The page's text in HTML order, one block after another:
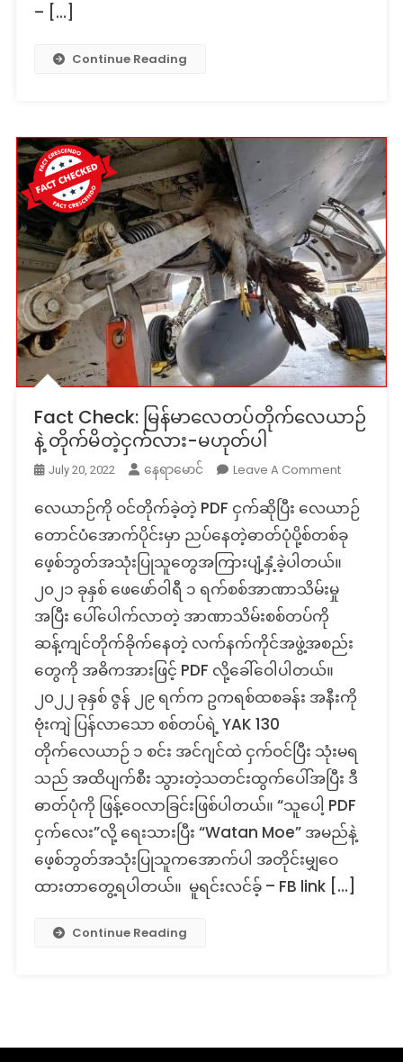
– […]
Continue Reading
Fact Check: မြန်မာလေတပ်တိုက်လေယာဉ်
နဲ့ တိုက်မိတဲ့ငှက်လား-မဟုတ်ပါ
July 20, 2022 နေရာမောင် Leave A CommentOn
Check:
မြန်မာ
လေတပ်
တိုက်လေယ
မိ
တဲ့
လား-
​လေယာဉ်ကို ဝင်တိုက်ခဲ့တဲ့ PDF ငှက်ဆိုပြီး လေယာဉ်
တောင်ပံအောက်ပိုင်းမှာ ညပ်နေတဲ့ဓာတ်ပုံပို့စ်တစ်ခု
ဖေ့စ်ဘွတ်အသုံးပြုသူတွေအကြားပျံ့နှံ့ခဲ့ပါတယ်။
၂၀၂၁ ခုနှစ် ဖေဖော်ဝါရီ ၁ ရက်စစ်အာဏာသိမ်းမှု
အပြီး ပေါ်ပေါက်လာတဲ့ အာဏာသိမ်းစစ်တပ်ကို
ဆန့်ကျင်တိုက်ခိုက်နေတဲ့ လက်နက်ကိုင်အဖွဲ့အစည်း
တွေကို အဓိကအားဖြင့် PDF လို့ခေါ်ဝေါပါတယ်။
၂၀၂၂ ခုနှစ် ဇွန် ၂၉ ရက်က ဥကရစ်ထစခန်း အနီးကို
ဗုံးကျဲ ပြန်လာသော စစ်တပ်ရဲ့ YAK 130
တိုက်လေယာဉ် ၁ စင်း အင်ဂျင်ထဲ ငှက်ဝင်ပြီး သုံးမရ
သည် အထိပျက်စီး သွားတဲ့သတင်းထွက်ပေါ်အပြီး ဒီ
ဓာတ်ပုံကို ဖြန့်ဝေလာခြင်းဖြစ်ပါတယ်။ “သူပေါ့ PDF
ငှက်လေး”လို့ ရေးသားပြီး “Watan Moe” အမည်နဲ့
ဖေ့စ်ဘွတ်အသုံးပြုသူကအောက်ပါ အတိုင်းမျှဝေ
ထားတာတွေ့ရပါတယ်။ မူရင်းလင်ခ့် – FB link […]
Continue Reading